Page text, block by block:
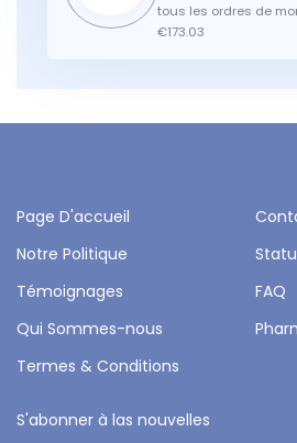
tous les ordres de
€173.03
Page D'accueil
Notre Politique
Témoignages
FAQ
Qui Sommes-nous
Termes & Conditions
S'abonner à las nouvelles